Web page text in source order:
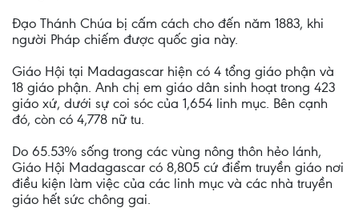
Đạo Thánh Chúa bị cấm cách cho đến năm 1883, khi
người Pháp chiếm được quốc gia này.
Giáo Hội tại Madagascar hiện có 4 tổng giáo phận và
18 giáo phận. Anh chị em giáo dân sinh hoạt trong 423
giáo xứ, dưới sự coi sóc của 1,654 linh mục. Bên cạnh
đó, còn có 4,778 nữ tu.
Do 65.53% sống trong các vùng nông thôn hẻo lánh,
Giáo Hội Madagascar có 8,805 cứ điểm truyền giáo nơi
điều kiện làm việc của các linh mục và các nhà truyền
giáo hết sức chông gai.